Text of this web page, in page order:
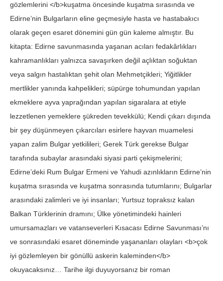
gözlemlerini </b>kuşatma öncesinde kuşatma sırasında ve
Edirne’nin Bulgarların eline geçmesiyle hasta ve hastabakıcı
olarak geçen esaret dönemini gün gün kaleme almıştır. Bu
kitapta: Edirne savunmasında yaşanan acıları fedakârlıkları
kahramanlıkları yalnızca savaşırken değil açlıktan soğuktan
veya salgın hastalıktan şehit olan Mehmetçikleri; Yiğitlikler
mertlikler yanında kahpelikleri; süpürge tohumundan yapılan
ekmeklere ayva yaprağından yapılan sigaralara at etiyle
lezzetlenen yemeklere şükreden tevekkülü; Kendi çıkarı dışında
bir şey düşünmeyen çıkarcıları esirlere hayvan muamelesi
yapan zalim Bulgar yetkilileri; Gerek Türk gerekse Bulgar
tarafında subaylar arasındaki siyasi parti çekişmelerini;
Edirne’deki Rum Bulgar Ermeni ve Yahudi azınlıkların Edirne’nin
kuşatma sırasında ve kuşatma sonrasında tutumlarını; Bulgarlar
arasındaki zalimleri ve iyi insanları; Yurtsuz topraksız kalan
Balkan Türklerinin dramını; Ülke yönetimindeki hainleri
umursamazları ve vatanseverleri Kısacası Edirne Savunması’nı
ve sonrasındaki esaret döneminde yaşananları olayları <b>çok
iyi gözlemleyen bir gönüllü askerin kaleminden</b>
okuyacaksınız… Tarihe ilgi duyuyorsanız bir roman